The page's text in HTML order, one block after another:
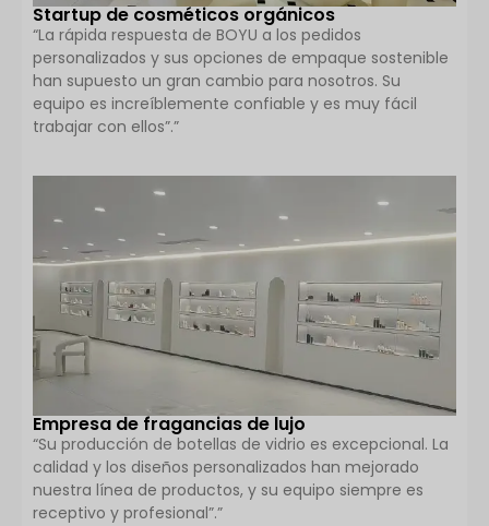
Startup de cosméticos orgánicos
“La rápida respuesta de BOYU a los pedidos
personalizados y sus opciones de empaque sostenible
han supuesto un gran cambio para nosotros. Su
equipo es increíblemente confiable y es muy fácil
trabajar con ellos”.”
Empresa de fragancias de lujo
“Su producción de botellas de vidrio es excepcional. La
calidad y los diseños personalizados han mejorado
nuestra línea de productos, y su equipo siempre es
receptivo y profesional”.”